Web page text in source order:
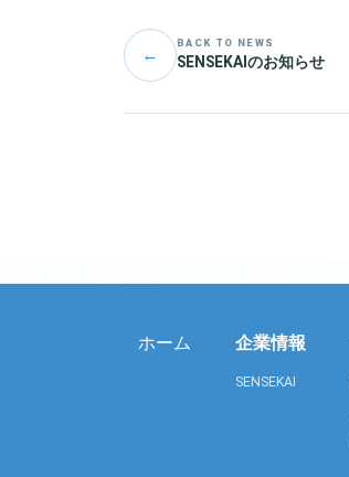
←
BACK TO NEWS
SENSEKAIのお知らせ
ホーム 企業情報
SENSEKAI